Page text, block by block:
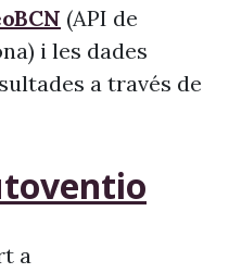
(API de
i les dades
a través de
a